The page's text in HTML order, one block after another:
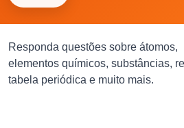
Responda questões sobre átomos,
elementos químicos, substâncias,
tabela periódica e muito mais.